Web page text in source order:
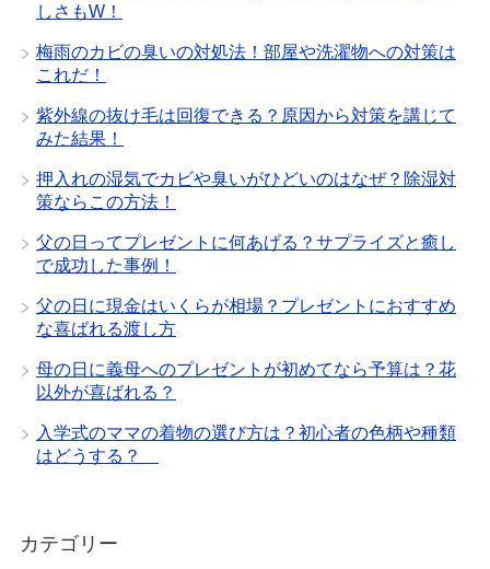
しさもW！
梅雨のカビの臭いの対処法！部屋や洗濯物への対策は
これだ！
紫外線の抜け毛は回復できる？原因から対策を講じて
みた結果！
押入れの湿気でカビや臭いがひどいのはなぜ？除湿対
策ならこの方法！
父の日ってプレゼントに何あげる？サプライズと癒し
で成功した事例！
父の日に現金はいくらが相場？プレゼントにおすすめ
な喜ばれる渡し方
母の日に義母へのプレゼントが初めてなら予算は？花
以外が喜ばれる？
入学式のママの着物の選び方は？初心者の色柄や種類
はどうする？
カテゴリー